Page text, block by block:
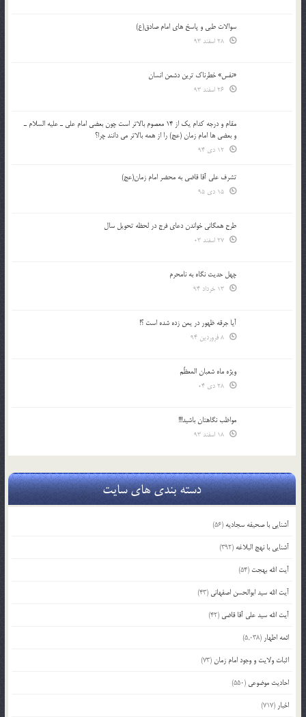
سوالات طبی و پاسخ های امام صادق(ع)
«نفس» خطرناک ترین دشمن انسان
مقام و درجه كدام يك از 14 معصوم بالاتر است چون بعضي امام علي ـ عليه السلام ـ
و بعضي ها امام زمان (عج) را از همه بالاتر مي دانند چرا؟
تشرف علي آقا قاضي به محضر امام زمان(عج)
طرح همگانی خواندن دعای فرج در لحظه تحویل سال
چهل حدیث نگاه به نامحرم
آیا جرقه ظهور در یمن زده شده است ؟!
ویژه ماه شعبان المعظّم
مواظب نگاهتان باشید!!!
دسته بندی های سایت
آشنایی با صحیفه سجادیه (56)
آشنایی با نهج البلاغه (392)
آیت الله بهجت (54)
آیت الله سید ابوالحسن اصفهانی (43)
آیت الله سید علی آقا قاضی (42)
ائمه اطهار (5,038)
اثبات ولایت و وجود امام زمان(73)
احادیث موضوعی (550)
اخبار (717)